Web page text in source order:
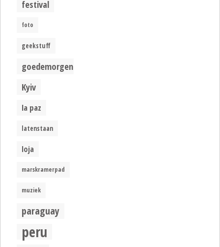
festival
foto
geekstuff
goedemorgen
Kyiv
la paz
latenstaan
loja
marskramerpad
muziek
paraguay
peru